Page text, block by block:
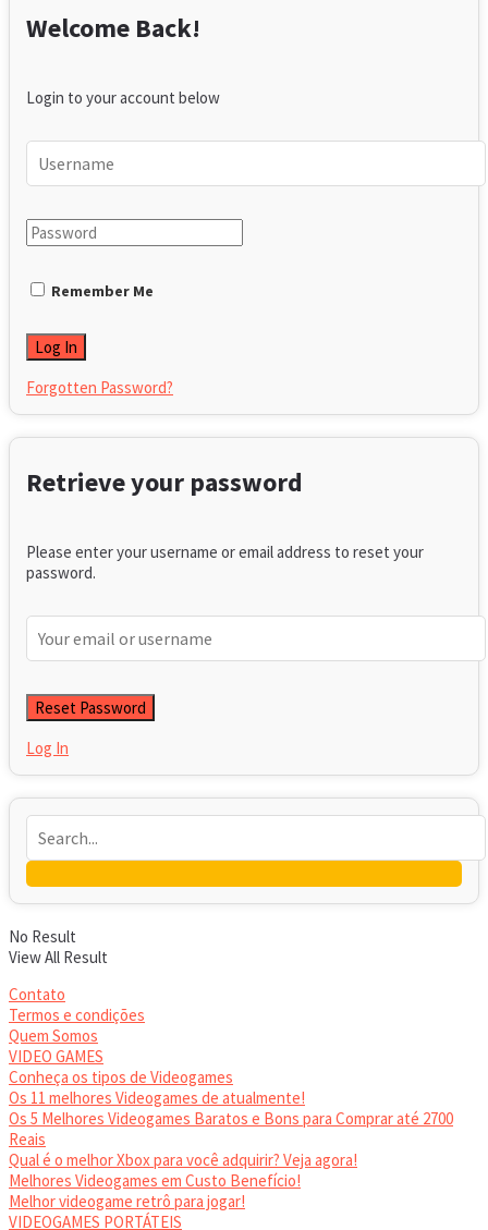
Welcome Back!
Login to your account below
Remember Me
Forgotten Password?
Retrieve your password
Please enter your username or email address to reset your
password.
Log In
No Result
View All Result
Contato
Termos e condições
Quem Somos
VIDEO GAMES
Conheça os tipos de Videogames
Os 11 melhores Videogames de atualmente!
Os 5 Melhores Videogames Baratos e Bons para Comprar até 2700
Reais
Qual é o melhor Xbox para você adquirir? Veja agora!
Melhores Videogames em Custo Benefício!
Melhor videogame retrô para jogar!
VIDEOGAMES PORTÁTEIS